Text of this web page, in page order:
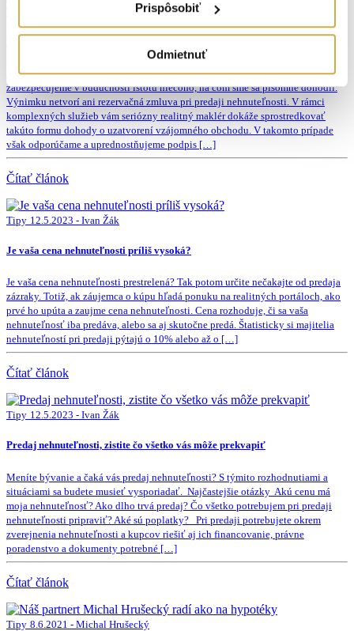
Prispôsobiť
Odmietnuť
Rezervačná zmluva pri predaji nehnuteľnosti
So zmluvami sa stretávame v rôznych oblastiach a ich spísaním si
zabezpečujeme v budúcnosti istotu niečoho, na čom sme sa písomne dohodli.
Výnimku netvorí ani rezervačná zmluva pri predaji nehnuteľnosti. V rámci
komplexných služieb vám seriózny realitný maklér dokáže sprostredkovať
takúto formu dohody o uzatvorení vzájomného obchodu. V takomto prípade
však odporúčame a uprednostňujeme podpis […]
Čítať článok
Tipy 12.5.2023 - Ivan Žák
Je vaša cena nehnuteľnosti príliš vysoká?
Je vaša cena nehnuteľnosti prestrelená? Tak potom určite nečakajte od predaja
zázraky. Totiž, ak záujemca o kúpu hľadá ponuku na realitných portáloch, ako
prvé ho upúta a zaujme cena nehnuteľnosti. Cena rozhoduje, či sa vaša
nehnuteľnosť iba predáva, alebo sa aj skutočne predá. Štatisticky si majitelia
nehnuteľností pri predaji pýtajú o 10% alebo až o […]
Čítať článok
Tipy 12.5.2023 - Ivan Žák
Predaj nehnuteľnosti, zistite čo všetko vás môže prekvapiť
Meníte bývanie a čaká vás predaj nehnuteľnosti? S týmito rozhodnutiami a
situáciami sa budete musieť vysporiadať. Najčastejšie otázky Akú cenu má
moja nehnuteľnosť? Ako dlho trvá predaj? Čo všetko potrebujem pri predaji
nehnuteľnosti pripraviť? Aké sú poplatky? Pri predaji potrebujete okrem
zverejnenia nehnuteľnosti a kupcov riešiť aj ich financovanie, právne
poradenstvo a dokumenty potrebné […]
Čítať článok
Tipy 8.6.2021 - Michal Hrušecký